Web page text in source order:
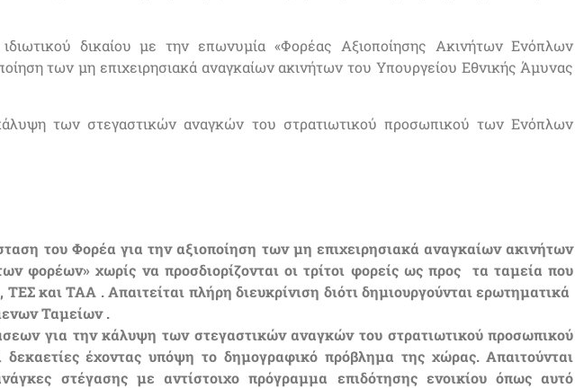
δικαίου με την επωνυμία «Φορέας Αξιοποίησης Ακινήτων Ενόπλων
των μη επιχειρησιακά αναγκαίων ακινήτων του Υπουργείου Εθνικής Άμυνας
των στεγαστικών αναγκών του στρατιωτικού προσωπικού των Ενόπλων
του Φορέα για την αξιοποίηση των μη επιχειρησιακά αναγκαίων ακινήτων
φορέων» χωρίς να προσδιορίζονται οι τρίτοι φορείς ως προς τα ταμεία που
και ΤΑΑ . Απαιτείται πλήρη διευκρίνιση διότι δημιουργούνται ερωτηματικά
Ταμείων .
για την κάλυψη των στεγαστικών αναγκών του στρατιωτικού προσωπικού
έχοντας υπόψη το δημογραφικό πρόβλημα της χώρας. Απαιτούνται
στέγασης με αντίστοιχο πρόγραμμα επιδότησης ενοικίου όπως αυτό